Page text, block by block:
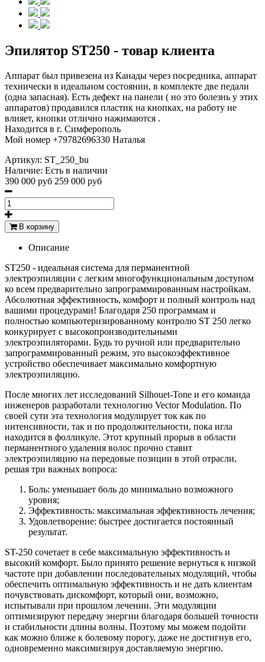
Эпилятор ST250 - товар клиента
Аппарат был привезена из Канады через посредника, аппарат
технически в идеальном состоянии, в комплекте две педали
(одна запасная). Есть дефект на панели ( но это болезнь у этих
аппаратов) продавился пластик на кнопках, на работу не
влияет, кнопки отлично нажимаются .
Находится в г. Симферополь
Мой номер +79782696330 Наталья
Артикул: ST_250_bu
Наличие: Есть в наличии
390 000 руб 259 000 руб
В корзину
Описание
ST250 - идеальная система для перманентной
электроэпиляции с легким многофункциональным доступом
ко всем предварительно запрограммированным настройкам.
Абсолютная эффективность, комфорт и полный контроль над
вашими процедурами! Благодаря 250 программам и
полностью компьютеризированному контролю ST 250 легко
конкурирует с высокопроизводительными
электроэпиляторами. Будь то ручной или предварительно
запрограммированный режим, это высокоэффективное
устройство обеспечивает максимально комфортную
электроэпиляцию.
После многих лет исследований Silhouet-Tone и его команда
инженеров разработали технологию Vector Modulation. По
своей сути эта технология модулирует ток как по
интенсивности, так и по продолжительности, пока игла
находится в фолликуле. Этот крупный прорыв в области
перманентного удаления волос прочно ставит
электроэпиляцию на передовые позиции в этой отрасли,
решая три важных вопроса:
Боль: уменьшает боль до минимально возможного
уровня;
Эффективность: максимальная эффективность лечения;
Удовлетворение: быстрее достигается постоянный
результат.
ST-250 сочетает в себе максимальную эффективность и
высокий комфорт. Было принято решение вернуться к низкой
частоте при добавлении последовательных модуляций, чтобы
обеспечить оптимальную эффективность и не дать клиентам
почувствовать дискомфорт, который они, возможно,
испытывали при прошлом лечении. Эти модуляции
оптимизируют передачу энергии благодаря большей точности
и стабильности длины волны. Поэтому мы можем подойти
как можно ближе к болевому порогу, даже не достигнув его,
одновременно максимизируя доставляемую энергию.